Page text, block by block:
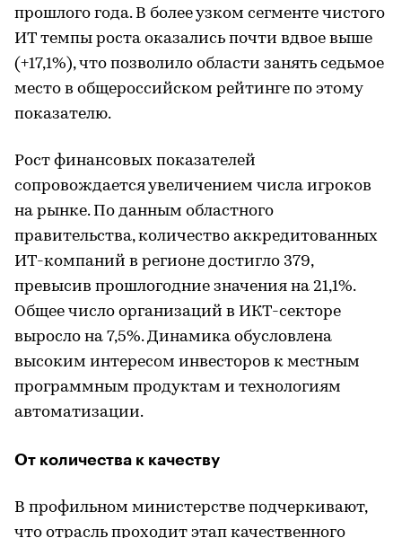
прошлого года. В более узком сегменте чистого
ИТ темпы роста оказались почти вдвое выше
(+17,1%), что позволило области занять седьмое
место в общероссийском рейтинге по этому
показателю.
Рост финансовых показателей
сопровождается увеличением числа игроков
на рынке. По данным областного
правительства, количество аккредитованных
ИТ-компаний в регионе достигло 379,
превысив прошлогодние значения на 21,1%.
Общее число организаций в ИКТ-секторе
выросло на 7,5%. Динамика обусловлена
высоким интересом инвесторов к местным
программным продуктам и технологиям
автоматизации.
От количества к качеству
В профильном министерстве подчеркивают,
что отрасль проходит этап качественного